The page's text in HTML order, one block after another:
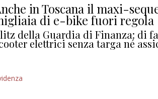
in Toscana il maxi-
di e-bike fuori regola
della Guardia di Finanza: di
elettrici senza targa né